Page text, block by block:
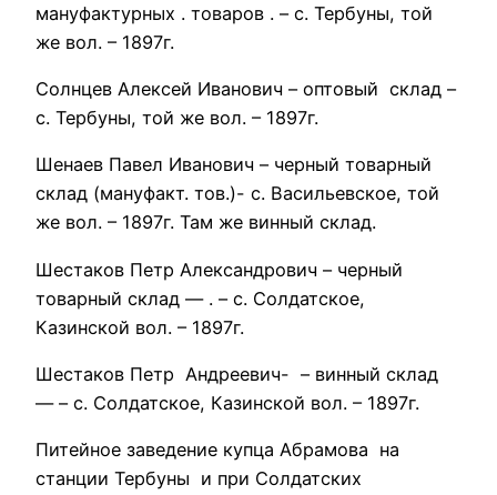
мануфактурных . товаров . – с. Тербуны, той
же вол. – 1897г.
Солнцев Алексей Иванович – оптовый склад –
с. Тербуны, той же вол. – 1897г.
Шенаев Павел Иванович – черный товарный
склад (мануфакт. тов.)- с. Васильевское, той
же вол. – 1897г. Там же винный склад.
Шестаков Петр Александрович – черный
товарный склад — . – с. Солдатское,
Казинской вол. – 1897г.
Шестаков Петр Андреевич- – винный склад
— – с. Солдатское, Казинской вол. – 1897г.
Питейное заведение купца Абрамова на
станции Тербуны и при Солдатских